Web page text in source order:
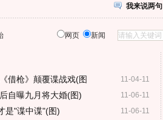
我来说两句
网页 新闻
11-04-11
借枪》颠覆谍战戏(图
11-06-11
自曝九月将大婚(图)
11-06-11
是"谍中谍"(图)